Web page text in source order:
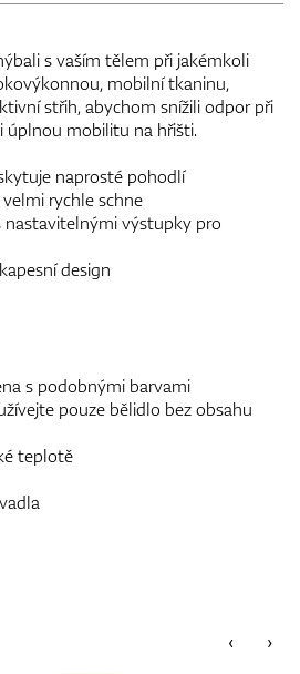
s vaším tělem při jakémkoli
mobilní tkaninu,
střih, abychom snížili odpor při
úplnou mobilitu na hřišti.
naprosté pohodlí
rychle schne
nastavitelnými výstupky pro
design
s podobnými barvami
pouze bělidlo bez obsahu
teplotě
‹ ›